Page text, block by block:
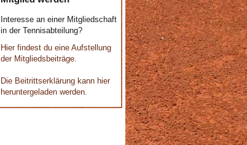
Interesse an einer Mitgliedschaft
in der Tennisabteilung?
Hier findest du eine Aufstellung
der Mitgliedsbeiträge.
Die Beitrittserklärung kann hier
heruntergeladen werden.